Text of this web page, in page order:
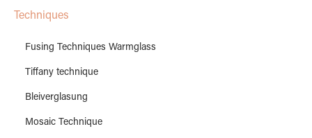
Techniques
Fusing Techniques Warmglass
Tiffany technique
Bleiverglasung
Mosaic Technique